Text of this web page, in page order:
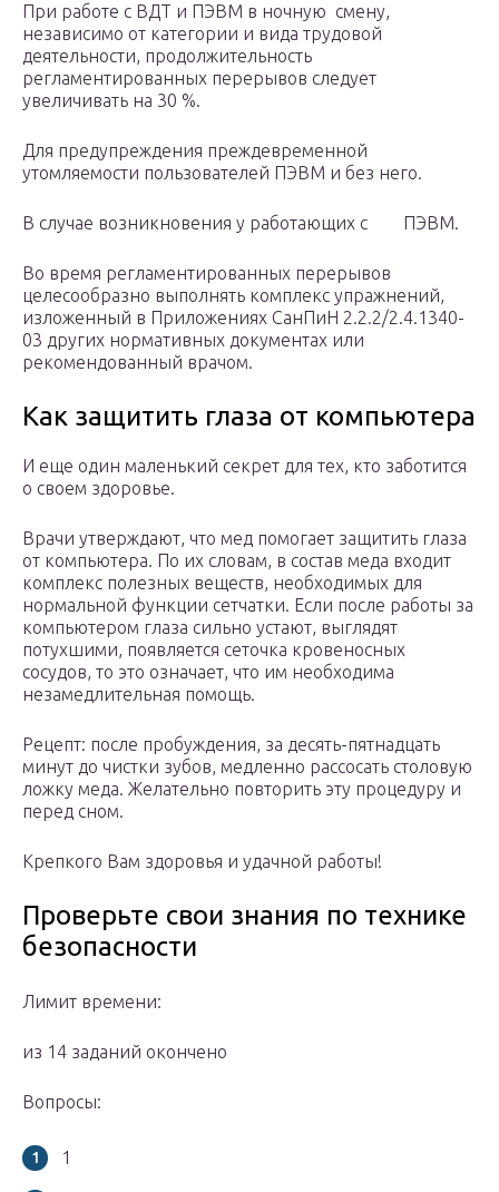
При работе с ВДТ и ПЭВМ в ночную смену,
независимо от категории и вида трудовой
деятельности, продолжительность
регламентированных перерывов следует
увеличивать на 30 %.
Для предупреждения преждевременной
утомляемости пользователей ПЭВМ и без него.
В случае возникновения у работающих с ПЭВМ.
Во время регламентированных перерывов
целесообразно выполнять комплекс упражнений,
изложенный в Приложениях СанПиН 2.2.2/2.4.1340-
03 других нормативных документах или
рекомендованный врачом.
Как защитить глаза от компьютера
И еще один маленький секрет для тех, кто заботится
о своем здоровье.
Врачи утверждают, что мед помогает защитить глаза
от компьютера. По их словам, в состав меда входит
комплекс полезных веществ, необходимых для
нормальной функции сетчатки. Если после работы за
компьютером глаза сильно устают, выглядят
потухшими, появляется сеточка кровеносных
сосудов, то это означает, что им необходима
незамедлительная помощь.
Рецепт: после пробуждения, за десять-пятнадцать
минут до чистки зубов, медленно рассосать столовую
ложку меда. Желательно повторить эту процедуру и
перед сном.
Крепкого Вам здоровья и удачной работы!
Проверьте свои знания по технике
безопасности
Лимит времени:
из 14 заданий окончено
Вопросы:
1